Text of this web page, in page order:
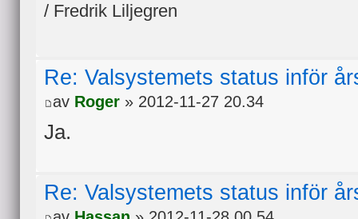
/ Fredrik Liljegren
Re: Valsystemets status inför
av Roger » 2012-11-27 20.34
Ja.
Re: Valsystemets status inför